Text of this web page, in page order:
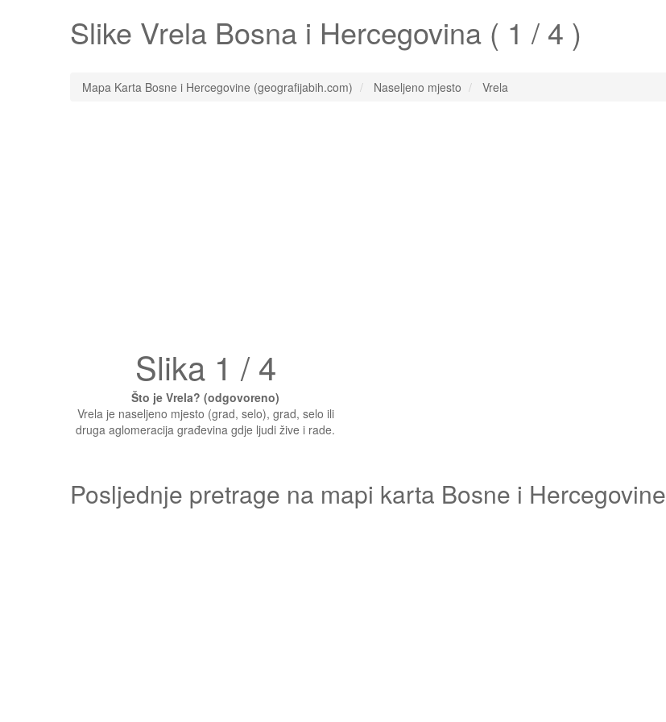
Slike Vrela Bosna i Hercegovina ( 1 / 4 )
Mapa Karta Bosne i Hercegovine (geografijabih.com) Naseljeno mjesto Vrela
Slika 1 / 4
Što je Vrela? (odgovoreno)
Vrela je naseljeno mjesto (grad, selo), grad, selo ili
druga aglomeracija građevina gdje ljudi žive i rade.
Posljednje pretrage na mapi karta Bosne i Hercegovine